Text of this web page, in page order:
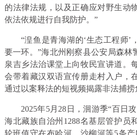
的法律法规，以及正确应对野生动
依法依规进行自我防护。”
“湟鱼是青海湖的‘生态工程师’
要一环。”海北州刚察县公安局森林
泉吉乡法治课堂上向牧民宣讲道。
会带着藏汉双语宣传册走村入户，
通过以案释法的短视频揭露非法捕捞
2025年5月28日，洄游季“百日
海北藏族自治州1288名基层管护员
轮班值守在布哈河、沙柳河等5条产